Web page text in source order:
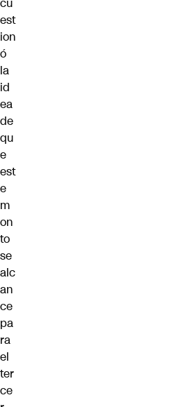
est
ion
ó
la
id
ea
de
qu
e
est
e
m
on
to
se
alc
an
ce
pa
ra
el
ter
ce